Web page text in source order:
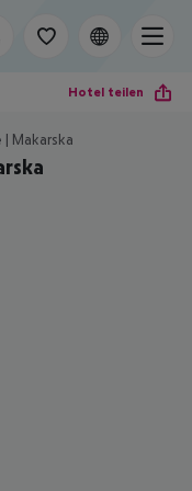
Hotel teilen
Makarska